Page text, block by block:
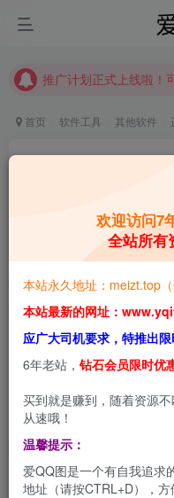
推广计划正式上线啦！
推广计划正式上线啦！
首页 软件工具 其他软件
1年前更新
本站预览图进行了
利用手机软件一键签到
钻签到在哪儿浪费时间吗
即可完成黄钻每日签到
欢迎访问7
全站所有
本站永久地址：meizt.top（
本站最新的网址：
应广大司机要求，特推出限
6年老站， 钻石会员限时优
买到就是赚到，随着资源
从速哦！
温馨提示：
爱QQ图是一个有自我追求
地址（请按CTRL+D），方